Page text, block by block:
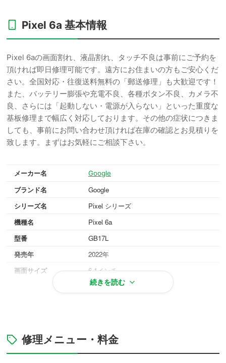
Pixel 6a 基本情報
Pixel 6aの画面割れ、液晶割れ、タッチ不良は事前にご予約を
頂ければ即日修理可能です。遠方にお住まいの方もご安心くだ
さい。全国対応・往復送料無料の「郵送修理」も大歓迎です！
また、バッテリー膨張や充電不良、各種ボタン不良、カメラ不
良、さらには「起動しない・電源が入らない」といった重度な
基板修理まで幅広く対応しております。その他の症状につきま
しても、事前にお問い合わせ頂ければ在庫の確認とお見積りを
致します。まずはお気軽にご相談下さい。
メーカー名 Google
ブランド名
Google
シリーズ名
Pixel シリーズ
機種名
Pixel 6a
型番
GB17L
発売年
2022年
画面サイズ
6.1インチ
178g
本体カラー
セージ, チョーク, チャコール
続きを読む
修理メニュー・料金